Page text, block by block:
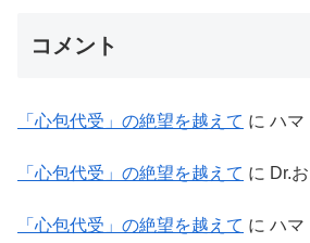
コメント
「心包代受」の絶望を越えて に ハマ
「心包代受」の絶望を越えて に Dr.
「心包代受」の絶望を越えて に ハマ